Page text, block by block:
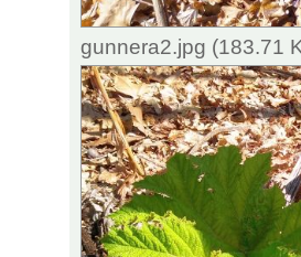
gunnera2.jpg (183.71